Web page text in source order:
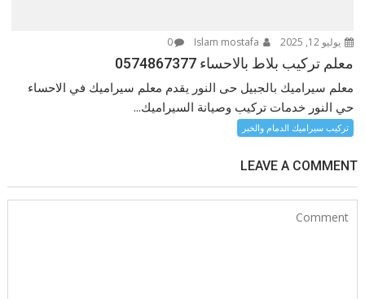
يوليو 12, 2025 0
معلم تركيب بلاط بالاحساء 0574867377
معلم سيراميك بالجبيل حى النور يقدم معلم سيراميك في الاحساء
حي النور خدمات تركيب وصيانة السيراميك...
تركيب سيراميك الدمام والخبر
LEAVE A COMMENT